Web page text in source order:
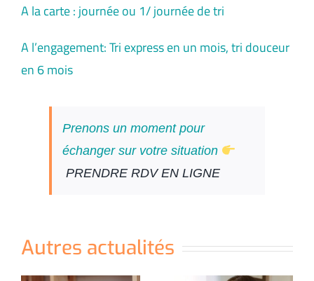
A la carte : journée ou 1/ journée de tri
A l’engagement: Tri express en un mois, tri douceur
en 6 mois
Prenons un moment pour
échanger sur votre situation
PRENDRE RDV EN LIGNE
Autres actualités